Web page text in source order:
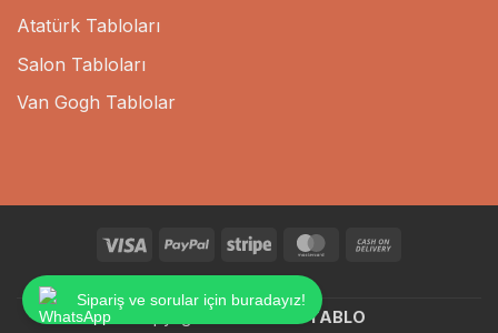
Atatürk Tabloları
Salon Tabloları
Van Gogh Tablolar
Visa PayPal Stripe MasterCard
SKY TABLO
Sipariş ve sorular için buradayız!